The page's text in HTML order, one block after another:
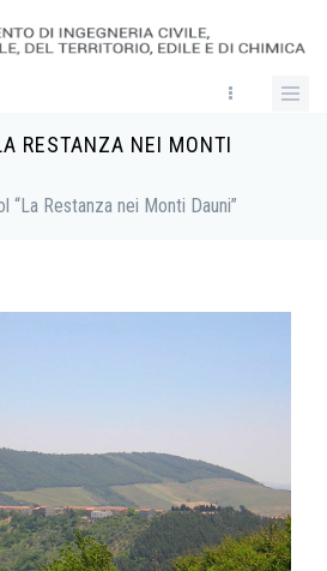
RESTANZA NEI MONTI
“La Restanza nei Monti Dauni”